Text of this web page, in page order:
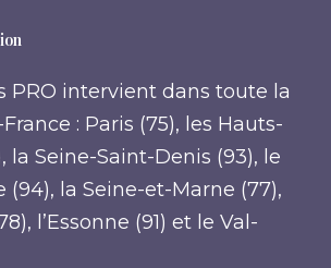
PRO intervient dans toute la
: Paris (75), les Hauts-
la Seine-Saint-Denis (93), le
(94), la Seine-et-Marne (77),
l’Essonne (91) et le Val-